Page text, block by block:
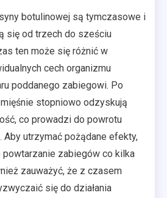
botulinowej są tymczasowe i
się od trzech do sześciu
ten może się różnić w
cech organizmu
poddanego zabiegowi. Po
stopniowo odzyskują
co prowadzi do powrotu
utrzymać pożądane efekty,
powtarzanie zabiegów co kilka
zauważyć, że z czasem
się do działania